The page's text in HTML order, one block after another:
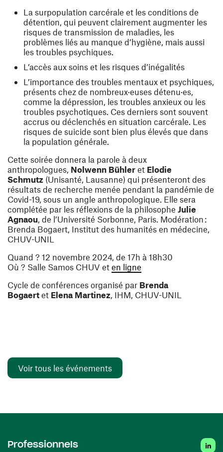
La surpopulation carcérale et les conditions de
détention, qui peuvent clairement augmenter les
risques de transmission de maladies, les
problèmes liés au manque d’hygiène, mais aussi
les troubles psychiques.
L’accès aux soins et les risques d’inégalités
L’importance des troubles mentaux et psychiques,
présents chez de nombreux·euses détenu·es,
comme la dépression, les troubles anxieux ou les
troubles psychotiques. Ces derniers sont souvent
accrus ou déclenchés en situation carcérale. Les
risques de suicide sont bien plus élevés que dans
la population générale.
Cette soirée donnera la parole à deux
anthropologues, Nolwenn Bühler et Elodie
Schmutz (Unisanté, Lausanne) qui présenteront des
résultats de recherche menée pendant la pandémie de
Covid-19, sous un angle anthropologique. Elle sera
complétée par les réflexions de la philosophe Julie
Agnaou, de l’Université Sorbonne, Paris. Modération :
Brenda Bogaert, Institut des humanités en médecine,
CHUV-UNIL
Quand ? 12 novembre 2024, de 17h à 18h30
Où ? Salle Samos CHUV et en ligne
Cycle de conférences organisé par Brenda
Bogaert et Elena Martinez, IHM, CHUV-UNIL
Voir tous les événements
Professionnels